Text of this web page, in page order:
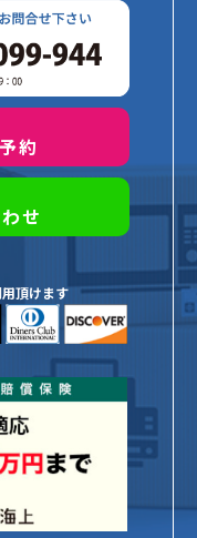
約
せ
頂けます